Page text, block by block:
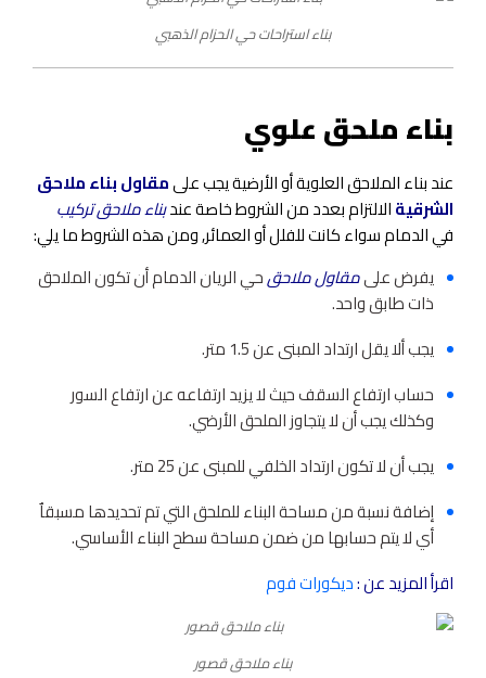
بناء استراحات حي الحزام الذهبي
بناء ملحق علوي
عند بناء الملاحق العلوية أو الأرضية يجب علىمقاول بناء ملاحق
الشرقيةالالتزام بعدد من الشروط خاصة عندبناء ملاحق تركيب
في الدمام سواء كانت للفلل أو العمائر, ومن هذه الشروط ما يلي:
يفرض علىمقاول ملاحقحي الريان الدمام أن تكون الملاحق
ذات طابق واحد.
يجب ألا يقل ارتداد المبنى عن 1.5 متر.
حساب ارتفاع السقف حيث لا يزيد ارتفاعه عن ارتفاع السور
وكذلك يجب أن لا يتجاوز الملحق الأرضي.
يجب أن لا تكون ارتداد الخلفي للمبنى عن 25 متر.
إضافة نسبة من مساحة البناء للملحق التي تم تحديدها مسبقاٌ
أي لا يتم حسابها من ضمن مساحة سطح البناء الأساسي.
اقرأ المزيد عن :ديكورات فوم
بناء ملاحق قصور